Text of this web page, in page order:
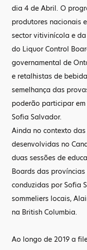
dia 4 de Abril. O
produtores nacionais
sector vitivinícola e
do Liquor Control
governamental de
e retalhistas de
semelhança das
poderão participar
Sofia Salvador.
Ainda no contexto
desenvolvidas no
duas sessões de
Boards das
conduzidas por Sofia
sommeliers locais,
na British Columbia.
Ao longo de 2019 a